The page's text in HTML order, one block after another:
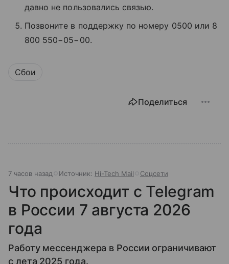
давно не пользовались связью.
Позвоните в поддержку по номеру 0500 или 8
800 550−05−00.
Сбои
Поделиться
7 часов назад Источник: Hi-Tech Mail Соцсети
Что происходит с Telegram
в России 7 августа 2026
года
Работу мессенджера в России ограничивают
с лета 2025 года.